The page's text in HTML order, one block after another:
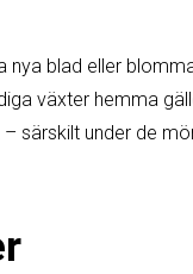
nya blad eller
växter hemma
särskilt under de